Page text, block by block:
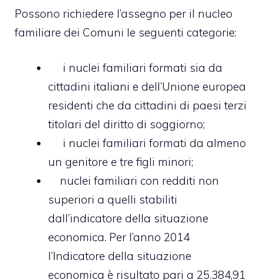
Possono richiedere l’assegno per il nucleo
familiare dei Comuni le seguenti categorie:
i nuclei familiari formati sia da
cittadini italiani e dell’Unione europea
residenti che da cittadini di paesi terzi
titolari del diritto di soggiorno;
i nuclei familiari formati da almeno
un genitore e tre figli minori;
nuclei familiari con redditi non
superiori a quelli stabiliti
dall’indicatore della situazione
economica. Per l’anno 2014
l’Indicatore della situazione
economica è risultato pari a 25.384,91